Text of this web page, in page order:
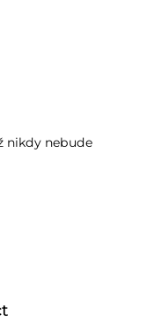
nikdy nebude